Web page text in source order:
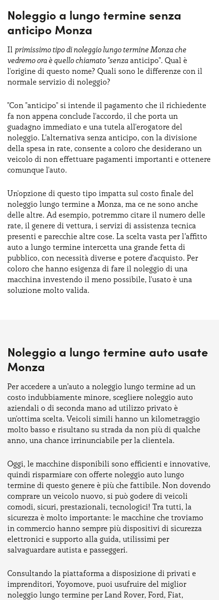
Noleggio a lungo termine senza
anticipo Monza
Il primissimo tipo di noleggio lungo termine Monza che
vedremo ora è quello chiamato "senza anticipo". Qual è
l'origine di questo nome? Quali sono le differenze con il
normale servizio di noleggio?
"Con "anticipo" si intende il pagamento che il richiedente
fa non appena conclude l'accordo, il che porta un
guadagno immediato e una tutela all'erogatore del
noleggio. L'alternativa senza anticipo, con la divisione
della spesa in rate, consente a coloro che desiderano un
veicolo di non effettuare pagamenti importanti e ottenere
comunque l'auto.
Un'opzione di questo tipo impatta sul costo finale del
noleggio lungo termine a Monza, ma ce ne sono anche
delle altre. Ad esempio, potremmo citare il numero delle
rate, il genere di vettura, i servizi di assistenza tecnica
presenti e parecchie altre cose. La scelta vasta per l’affitto
auto a lungo termine intercetta una grande fetta di
pubblico, con necessità diverse e potere d'acquisto. Per
coloro che hanno esigenza di fare il noleggio di una
macchina investendo il meno possibile, l'usato è una
soluzione molto valida.
Noleggio a lungo termine auto usate
Monza
Per accedere a un’auto a noleggio lungo termine ad un
costo indubbiamente minore, scegliere noleggio auto
aziendali o di seconda mano ad utilizzo privato è
un'ottima scelta. Veicoli simili hanno un kilometraggio
molto basso e risultano su strada da non più di qualche
anno, una chance irrinunciabile per la clientela.
Oggi, le macchine disponibili sono efficienti e innovative,
quindi risparmiare con offerte noleggio auto lungo
termine di questo genere è più che fattibile. Non dovendo
comprare un veicolo nuovo, si può godere di veicoli
comodi, sicuri, prestazionali, tecnologici! Tra tutti, la
sicurezza è molto importante: le macchine che troviamo
in commercio hanno sempre più dispositivi di sicurezza
elettronici e supporto alla guida, utilissimi per
salvaguardare autista e passeggeri.
Consultando la piattaforma a disposizione di privati e
imprenditori, Yoyomove, puoi usufruire del miglior
noleggio lungo termine per Land Rover, Ford, Fiat,